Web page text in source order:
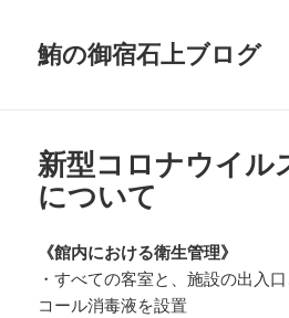
鮪の御宿石上ブログ
新型コロナウイル
について
《館内における衛生管理》
・すべての客室と、施設の出入
コール消毒液を設置